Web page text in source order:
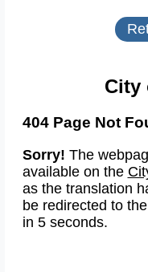
City
404 Page Not
Sorry! The
available on the
as the translation
be redirected to
in 5 seconds.